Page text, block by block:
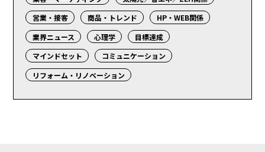
営業・接客
商品・トレンド
HP・WEB関係
業界ニュース
心理学
目標達成
マインドセット
コミュニケーション
リフォーム・リノベーション